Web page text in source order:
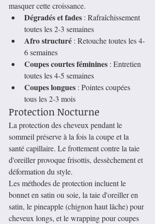
masquer cette croissance.
Dégradés et fades : Rafraîchissement
toutes les 2-3 semaines
Afro structuré : Retouche toutes les 4-
6 semaines
Coupes courtes féminines : Entretien
toutes les 4-5 semaines
Coupes longues : Pointes coupées
tous les 2-3 mois
Protection Nocturne
La protection des cheveux pendant le
sommeil préserve à la fois la coupe et la
santé capillaire. Le frottement contre la taie
d'oreiller provoque frisottis, dessèchement et
déformation du style.
Les méthodes de protection incluent le
bonnet en satin ou soie, la taie d'oreiller en
satin, le pineapple (chignon haut lâche) pour
cheveux longs, et le wrapping pour coupes